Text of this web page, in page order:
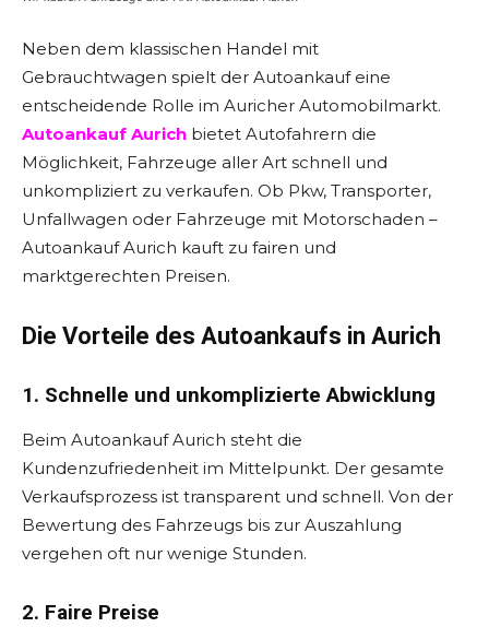
Neben dem klassischen Handel mit
Gebrauchtwagen spielt der Autoankauf eine
entscheidende Rolle im Auricher Automobilmarkt.
Autoankauf Aurich bietet Autofahrern die
Möglichkeit, Fahrzeuge aller Art schnell und
unkompliziert zu verkaufen. Ob Pkw, Transporter,
Unfallwagen oder Fahrzeuge mit Motorschaden –
Autoankauf Aurich kauft zu fairen und
marktgerechten Preisen.
Die Vorteile des Autoankaufs in Aurich
1. Schnelle und unkomplizierte Abwicklung
Beim Autoankauf Aurich steht die
Kundenzufriedenheit im Mittelpunkt. Der gesamte
Verkaufsprozess ist transparent und schnell. Von der
Bewertung des Fahrzeugs bis zur Auszahlung
vergehen oft nur wenige Stunden.
2. Faire Preise